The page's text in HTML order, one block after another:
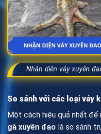
Nhận diện vảy xuyên
So sánh với các loại vảy
Một cách hiệu quả nhất để
gà xuyên đao là so sánh